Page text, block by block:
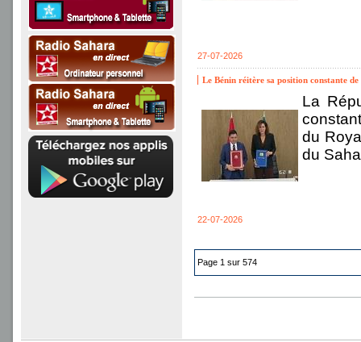
27-07-2026
Le Bénin réitère sa position constante
La
du
du
22-07-2026
Page 1 sur 574